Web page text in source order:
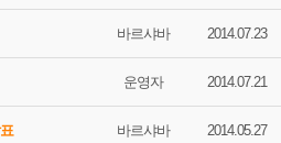
바르샤바 2014.07.23
운영자 2014.07.21
바르샤바 2014.05.27